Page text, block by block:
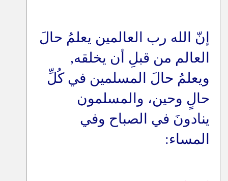
إنّ الله رب العالمين يعلمُ حالَ
العالم من قبلِ أن يخلقه,
ويعلمُ حالَ المسلمين في كُلِّ
حالٍ وحين، والمسلمون
ينادونَ في الصباح وفي
المساء: